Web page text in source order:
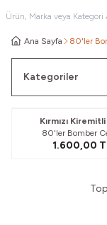
Ana Sayfa 80'ler
Kategoriler
Kırmızı
80'ler Bomber
1.600,00